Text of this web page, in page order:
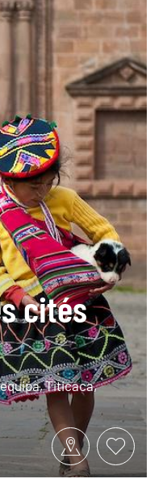
cités
Titicaca,